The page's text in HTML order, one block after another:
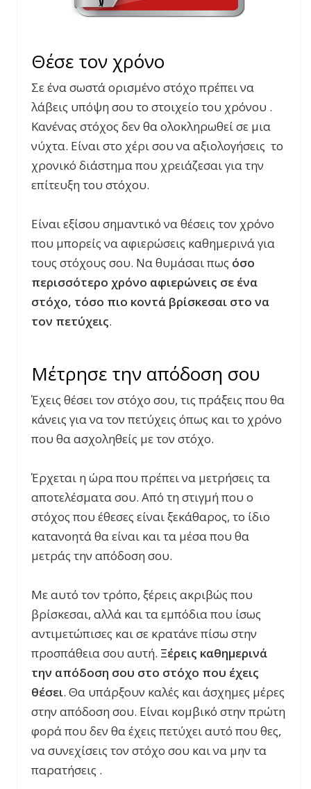
Θέσε τον χρόνο
Σε ένα σωστά ορισμένο στόχο πρέπει να
λάβεις υπόψη σου το στοιχείο του χρόνου .
Κανένας στόχος δεν θα ολοκληρωθεί σε μια
νύχτα. Είναι στο χέρι σου να αξιολογήσεις το
χρονικό διάστημα που χρειάζεσαι για την
επίτευξη του στόχου.
Είναι εξίσου σημαντικό να θέσεις τον χρόνο
που μπορείς να αφιερώσεις καθημερινά για
τους στόχους σου. Να θυμάσαι πως όσο
περισσότερο χρόνο αφιερώνεις σε ένα
στόχο, τόσο πιο κοντά βρίσκεσαι στο να
τον πετύχεις.
Μέτρησε την απόδοση σου
Έχεις θέσει τον στόχο σου, τις πράξεις που θα
κάνεις για να τον πετύχεις όπως και το χρόνο
που θα ασχοληθείς με τον στόχο.
Έρχεται η ώρα που πρέπει να μετρήσεις τα
αποτελέσματα σου. Από τη στιγμή που ο
στόχος που έθεσες είναι ξεκάθαρος, το ίδιο
κατανοητά θα είναι και τα μέσα που θα
μετράς την απόδοση σου.
Με αυτό τον τρόπο, ξέρεις ακριβώς που
βρίσκεσαι, αλλά και τα εμπόδια που ίσως
αντιμετώπισες και σε κρατάνε πίσω στην
προσπάθεια σου αυτή. Ξέρεις καθημερινά
την απόδοση σου στο στόχο που έχεις
θέσει. Θα υπάρξουν καλές και άσχημες μέρες
στην απόδοση σου. Είναι κομβικό στην πρώτη
φορά που δεν θα έχεις πετύχει αυτό που θες,
να συνεχίσεις τον στόχο σου και να μην τα
παρατήσεις .